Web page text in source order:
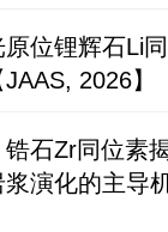
位锂辉石Li
2026】
石Zr同位素
演化的主导